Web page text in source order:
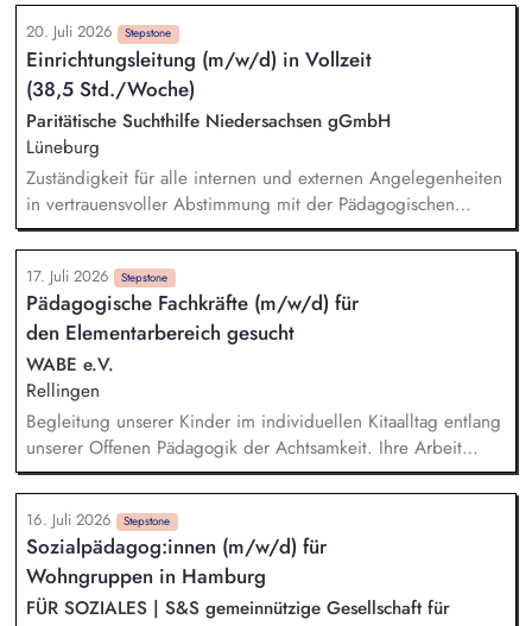
Qualitätssicherung Führung und Entwicklung von
pädagogischen Teams Verantwortung für Budget,
Personalplanung und wirtschaftliche Steuerung
Zusammenarbeit mit Jugendämtern, Kostenträgern und
Netzwerkpartnern Repräsentation des Fachgebietes nach
innen und außen
20. Juli 2026 Stepstone
Einrichtungsleitung (m/w/d) in Vollzeit
(38,5 Std./Woche)
Paritätische Suchthilfe Niedersachsen gGmbH
Lüneburg
Zuständigkeit für alle internen und externen Angelegenheiten
in vertrauensvoller Abstimmung mit der Pädagogischen
Leitung / Abteilungsleitung. Teamleitung auf Basis
kompetenter Führungsmotivation und klarer
Handlungsorientierung, durch Moderation von
Teamsitzungen, Teilnahme an Dienstübergaben, Organisation
und Teilnahme an Supervision. Kontaktpflege zu Netzwerken,
Teilnahme an internen und externen Gremien, enge
Zusammenarbeit mit Kostenträgern sowie Akquisetätigkeit.
Verantwortung für die fachliche und wirtschaftliche Leitung
der Einrichtung. Koordination und Durchführung der
Personalführung und -planung.
17. Juli 2026 Stepstone
Pädagogische Fachkräfte (m/w/d) für
den Elementarbereich gesucht
WABE e.V.
Rellingen
Begleitung unserer Kinder im individuellen Kitaalltag entlang
unserer Offenen Pädagogik der Achtsamkeit. Ihre Arbeit
orientiert sich voll und ganz an den Bedürfnissen der Kinder.
Sie fördern die Persönlichkeitsentfaltung der Kinder durch
die Arbeit in spezialisierten Funktionsräumen und
gewährleisten so eine hohe Partizipation. Sie sind Experte in
einem Bildungsschwerpunkt oder entwickeln diesen und
begeistern die Kinder mit Ihrem Thema.
16. Juli 2026 Stepstone
Sozialpädagog:innen (m/w/d) für
Wohngruppen in Hamburg
FÜR SOZIALES | S&S gemeinnützige Gesellschaft für